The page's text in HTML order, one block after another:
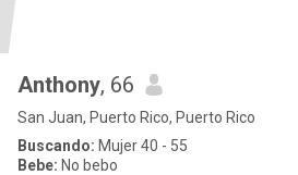
Anthony, 66
San Juan, Puerto Rico, Puerto Rico
Buscando: Mujer 40 - 55
Bebe: No bebo